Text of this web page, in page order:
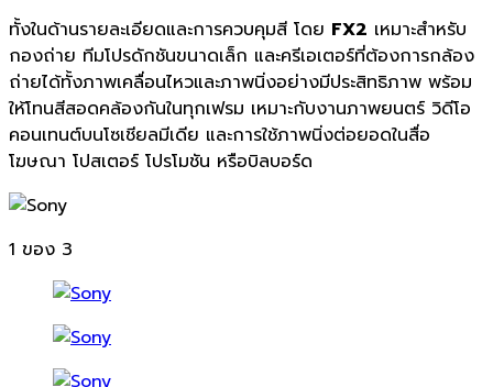
ทั้งในด้านรายละเอียดและการควบคุมสี โดย FX2 เหมาะสำหรับ
กองถ่าย ทีมโปรดักชันขนาดเล็ก และครีเอเตอร์ที่ต้องการกล้อง
ถ่ายได้ทั้งภาพเคลื่อนไหวและภาพนิ่งอย่างมีประสิทธิภาพ พร้อม
ให้โทนสีสอดคล้องกันในทุกเฟรม เหมาะกับงานภาพยนตร์ วิดีโอ
คอนเทนต์บนโซเชียลมีเดีย และการใช้ภาพนิ่งต่อยอดในสื่อ
โฆษณา โปสเตอร์ โปรโมชัน หรือบิลบอร์ด
1 ของ 3